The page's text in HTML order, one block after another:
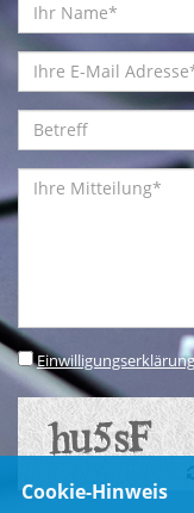
Einwilligungserklärung
Cookie-Hinweis